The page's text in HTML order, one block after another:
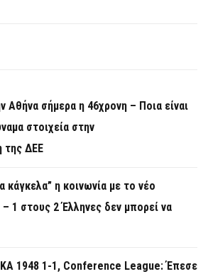
σήμερα η 46χρονη – Ποια είναι
στοιχεία στην
της ΔΕΕ
η κοινωνία με το νέο
1 στους 2 Έλληνες δεν μπορεί να
1948 1-1, Conference League: Έπεσε